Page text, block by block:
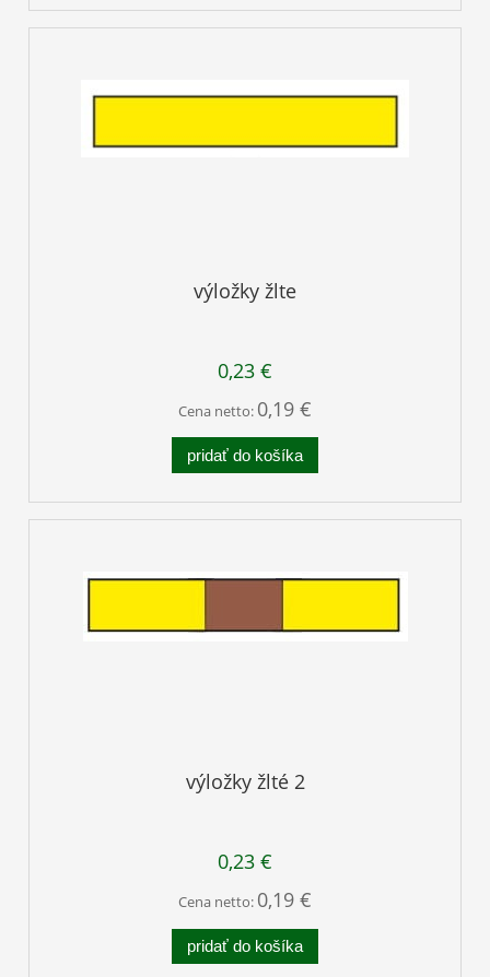
výložky žlte
0,23 €
Cena netto: 0,19 €
pridať do košíka
výložky žlté 2
0,23 €
Cena netto: 0,19 €
pridať do košíka